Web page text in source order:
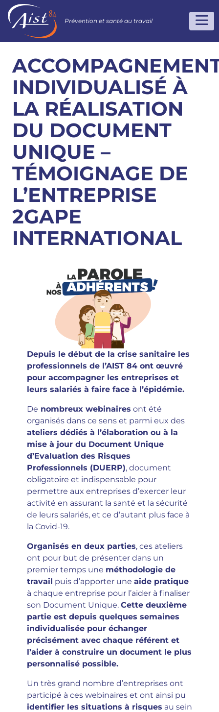
Prévention et santé au travail
INDIVIDUALISÉ À
LA RÉALISATION
DU DOCUMENT
UNIQUE –
TÉMOIGNAGE DE
L’ENTREPRISE
2GAPE
INTERNATIONAL
Depuis le début de la crise sanitaire les
professionnels de l’AIST 84 ont œuvré
pour accompagner les entreprises et
leurs salariés à faire face à l’épidémie.
De nombreux webinaires ont été
organisés dans ce sens et parmi eux des
ateliers dédiés à l’élaboration ou à la
mise à jour du Document Unique
d’Evaluation des Risques
Professionnels (DUERP), document
obligatoire et indispensable pour
permettre aux entreprises d’exercer leur
activité en assurant la santé et la sécurité
de leurs salariés, et ce d’autant plus face à
la Covid-19.
Organisés en deux parties, ces ateliers
ont pour but de présenter dans un
premier temps une méthodologie de
travail puis d’apporter une aide pratique
à chaque entreprise pour l’aider à finaliser
son Document Unique. Cette deuxième
partie est depuis quelques semaines
individualisée pour échanger
précisément avec chaque référent et
l’aider à construire un document le plus
personnalisé possible.
Un très grand nombre d’entreprises ont
participé à ces webinaires et ont ainsi pu
identifier les situations à risques au sein